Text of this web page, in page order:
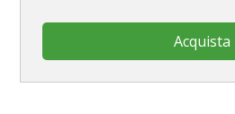
Acquista